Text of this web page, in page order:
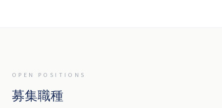
OPEN POSITIONS
募集職種